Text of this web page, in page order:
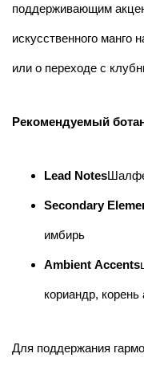
поддерживающим
искусственного манго
или о переходе с
Рекомендуемый
Lead Notes
Secondary
имбирь
Ambient Accents
кориандр, корень
Для поддержания